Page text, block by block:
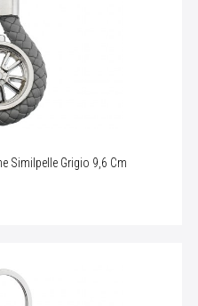
Similpelle Grigio 9,6 Cm